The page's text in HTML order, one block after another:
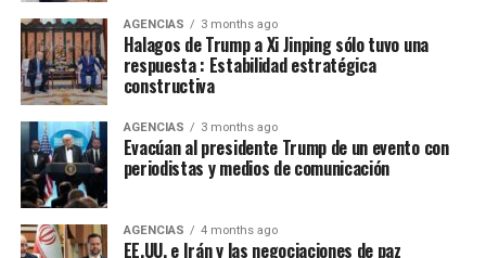
social y nadie podrá detenernos”.
De la Espriella toma nota del mensaje de Cepeda:
“Acabó la campaña”
El presidente electo de Colombia, Abelardo de la
Espriella, calificó de “positivo” el mensaje de
reconocimiento a su victoria en las urnas hecho por el
senador Iván Cepeda, aseguró que “tomó nota” de su
mensaje, sostuvo que la campaña terminó y que era hora
AGENCIAS 3 months ago
Halagos de Trump a Xi Jinping sólo tuvo una
respuesta : Estabilidad estratégica
constructiva
AGENCIAS 3 months ago
Evacúan al presidente Trump de un evento con
periodistas y medios de comunicación
AGENCIAS 4 months ago
EE.UU. e Irán y las negociaciones de paz